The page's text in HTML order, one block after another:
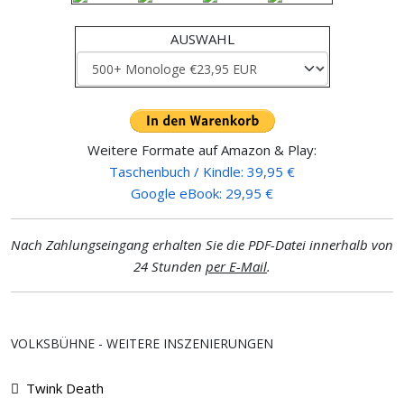
AUSWAHL
Weitere Formate auf Amazon & Play:
Taschenbuch / Kindle: 39,95 €
Google eBook: 29,95 €
Nach Zahlungseingang erhalten Sie die PDF-Datei innerhalb von
24 Stunden per E-Mail.
VOLKSBÜHNE - WEITERE INSZENIERUNGEN
Twink Death